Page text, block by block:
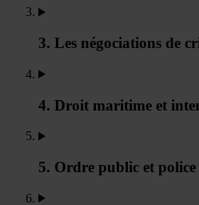
3. Les négociations de
4. Droit maritime et
5. Ordre public et